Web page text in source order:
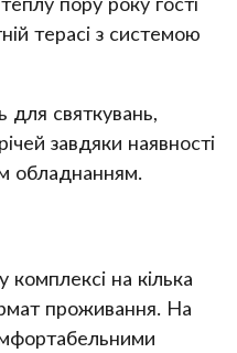
терасі з системою
для святкувань,
завдяки наявності
обладнанням.
на кілька
проживання. На